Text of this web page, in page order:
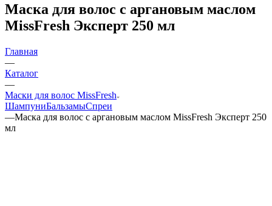
Маска для волос с аргановым маслом
MissFresh Эксперт 250 мл
Главная
—
Каталог
—
Маски для волос MissFresh
ШампуниБальзамыСпреи
—Маска для волос с аргановым маслом MissFresh Эксперт 250
мл